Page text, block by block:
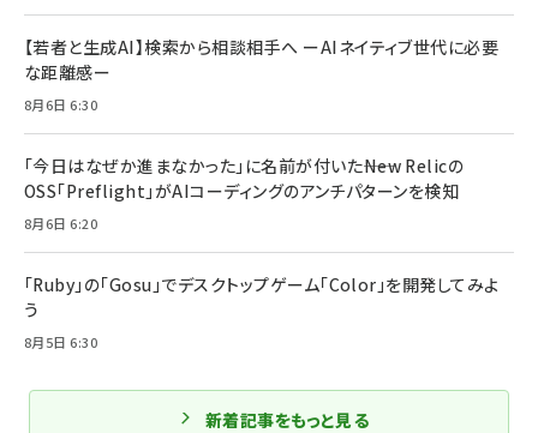
【若者と生成AI】検索から相談相手へ ーAIネイティブ世代に必要
な距離感ー
8月6日 6:30
「今日はなぜか進まなかった」に名前が付いた――New Relicの
OSS「Preflight」がAIコーディングのアンチパターンを検知
8月6日 6:20
「Ruby」の「Gosu」でデスクトップゲーム「Color」を開発してみよ
う
8月5日 6:30
新着記事をもっと見る